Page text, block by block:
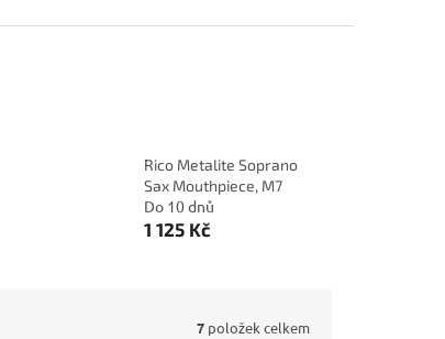
Rico Metalite Soprano
Sax Mouthpiece, M7
Do 10 dnů
1 125 Kč
7 položek celkem